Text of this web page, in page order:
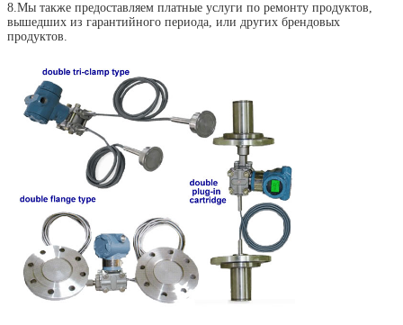
8.Мы также предоставляем платные услуги по ремонту продуктов,
вышедших из гарантийного периода, или других брендовых
продуктов.